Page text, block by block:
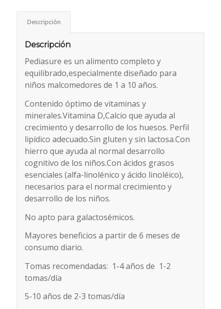
Descripción
Descripción
Pediasure es un alimento completo y
equilibrado,especialmente diseñado para
niños malcomedores de 1 a 10 años.
Contenido óptimo de vitaminas y
minerales.Vitamina D,Calcio que ayuda al
crecimiento y desarrollo de los huesos. Perfil
lipídico adecuado.Sin gluten y sin lactosa.Con
hierro que ayuda al normal desarrollo
cognitivo de los niños.Con ácidos grasos
esenciales (alfa-linolénico y ácido linoléico),
necesarios para el normal crecimiento y
desarrollo de los niños.
No apto para galactosémicos.
Mayores beneficios a partir de 6 meses de
consumo diario.
Tomas recomendadas: 1-4 años de 1-2
tomas/día
5-10 años de 2-3 tomas/día